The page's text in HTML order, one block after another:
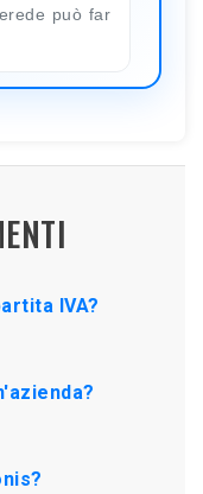
può far
IVA?